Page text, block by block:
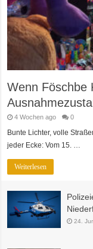
Wenn Föschbe
4 Wochen ago 0
Bunte Lichter, volle
jeder Ecke: Vom 15. …
Weiterlesen
24.